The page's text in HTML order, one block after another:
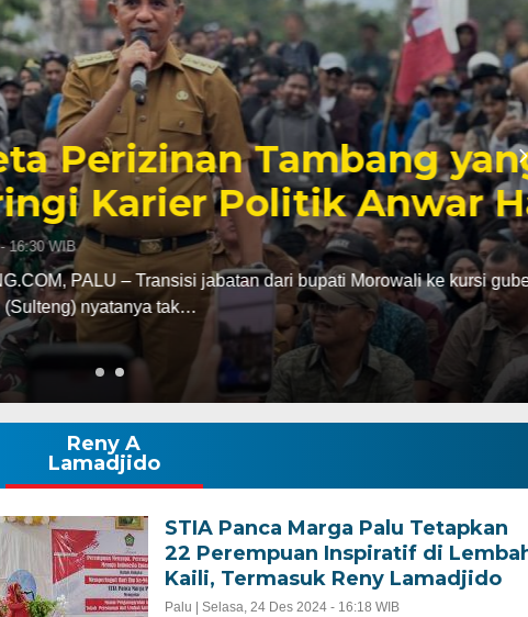
Tambang yang
Politik Anwar Hafid
jabatan dari bupati Morowali ke kursi gubernur
tak…
Reny A
Lamadjido
STIA Panca Marga Palu Tetapkan
22 Perempuan Inspiratif di
Kaili, Termasuk Reny Lamadjido
Palu | Selasa, 24 Des 2024 - 16:18 WIB